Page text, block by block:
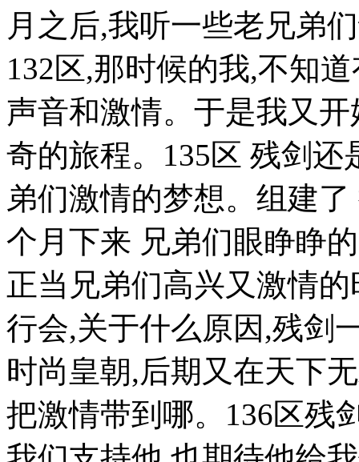
月之后,我听一些老兄弟
132区,那时候的我,不知
声音和激情。于是我又
奇的旅程。135区 残剑
弟们激情的梦想。组建
个月下来 兄弟们眼睁睁
正当兄弟们高兴又激情
行会,关于什么原因,残剑
时尚皇朝,后期又在天下
把激情带到哪。136区残